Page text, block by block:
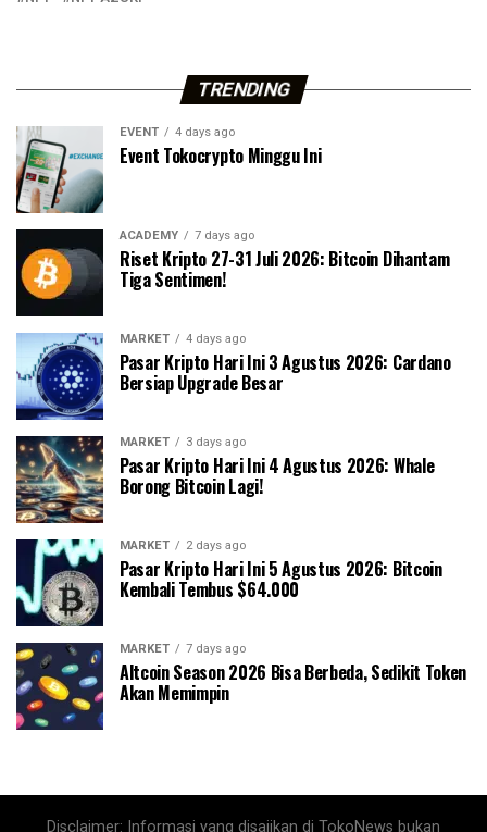
TRENDING
EVENT 4 days ago
Event Tokocrypto Minggu Ini
ACADEMY 7 days ago
Riset Kripto 27-31 Juli 2026: Bitcoin Dihantam
Tiga Sentimen!
MARKET 4 days ago
Pasar Kripto Hari Ini 3 Agustus 2026: Cardano
Bersiap Upgrade Besar
MARKET 3 days ago
Pasar Kripto Hari Ini 4 Agustus 2026: Whale
Borong Bitcoin Lagi!
MARKET 2 days ago
Pasar Kripto Hari Ini 5 Agustus 2026: Bitcoin
Kembali Tembus $64.000
MARKET 7 days ago
Altcoin Season 2026 Bisa Berbeda, Sedikit Token
Akan Memimpin
Disclaimer: Informasi yang disajikan di TokoNews bukan